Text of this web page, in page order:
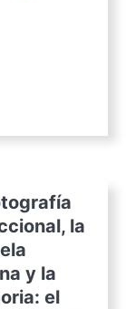
la
y la
el